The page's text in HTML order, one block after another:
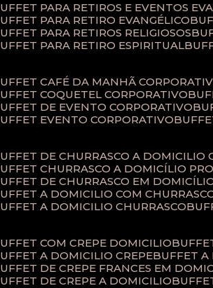
BUFFET PARA RETIROS E EVENTOS
BUFFET PARA RETIRO EVANGÉLICO
BUFFET PARA RETIROS RELIGIOSOS
BUFFET PARA RETIRO ESPIRITUAL
BUFFET CAFÉ DA MANHÃ
BUFFET COQUETEL CORPORATIVO
BUFFET DE EVENTO CORPORATIVO
BUFFET EVENTO CORPORATIVO
BUFFET DE CHURRASCO A DOMICILIO
BUFFET CHURRASCO A DOMICÍLIO
BUFFET DE CHURRASCO EM
BUFFET A DOMICILIO COM
BUFFET A DOMICILIO CHURRASCO
BUFFET COM CREPE DOMICILIO
BUFFET A DOMICILIO CREPE
BUFFET
BUFFET DE CREPE FRANCES EM
BUFFET DE CREPE A DOMICILIO